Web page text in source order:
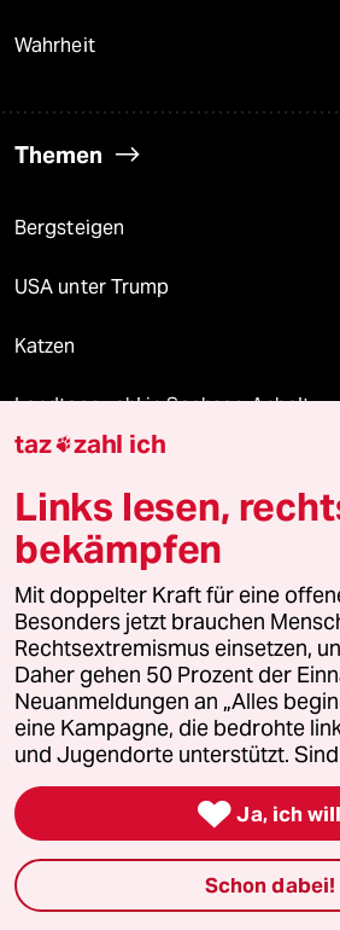
Wahrheit
Themen
Bergsteigen
USA unter Trump
Katzen
Landtagswahl in Sachsen-Anhalt
Hitze
Verlag
Aktuelles
Hausblog
Die Seitenwende
Stellen
taz zahl ich
Links lesen,
bekämpfen
Mit doppelter Kraft für eine
Besonders jetzt brauchen
Rechtsextremismus einsetzen,
Daher gehen 50 Prozent der
Neuanmeldungen an „Alles
eine Kampagne, die bedrohte
und Jugendorte unterstützt.
 Ja, ich will
Schon dabei!